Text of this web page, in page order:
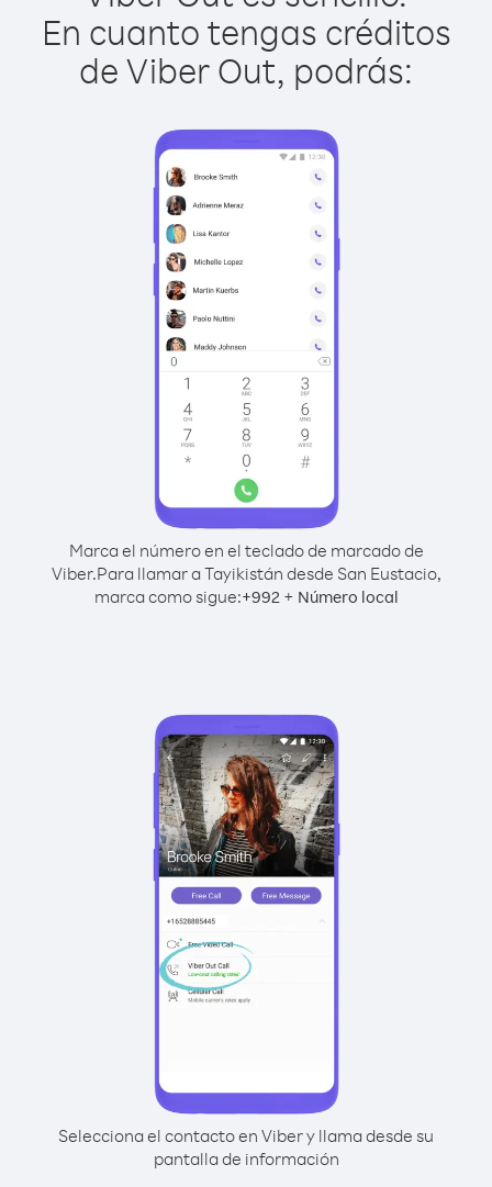
En cuanto tengas créditos
de Viber Out, podrás:
Marca el número en el teclado de marcado de
Viber.Para llamar a Tayikistán desde San Eustacio,
marca como sigue:+992+ Número local
Selecciona el contacto en Viber y llama desde su
pantalla de información